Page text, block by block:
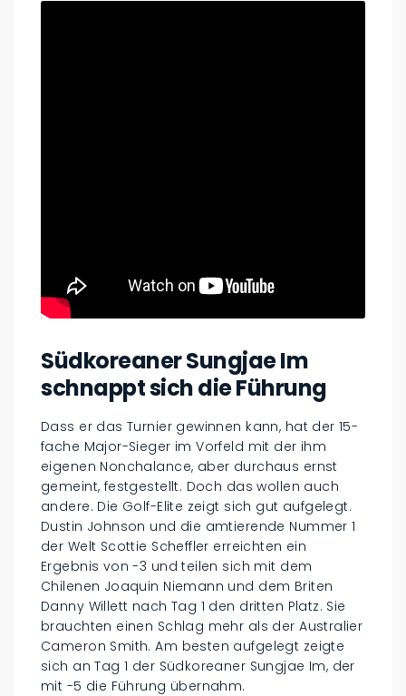
Südkoreaner Sungjae Im
schnappt sich die Führung
Dass er das Turnier gewinnen kann, hat der 15-
fache Major-Sieger im Vorfeld mit der ihm
eigenen Nonchalance, aber durchaus ernst
gemeint, festgestellt. Doch das wollen auch
andere. Die Golf-Elite zeigt sich gut aufgelegt.
Dustin Johnson und die amtierende Nummer 1
der Welt Scottie Scheffler erreichten ein
Ergebnis von -3 und teilen sich mit dem
Chilenen Joaquin Niemann und dem Briten
Danny Willett nach Tag 1 den dritten Platz. Sie
brauchten einen Schlag mehr als der Australier
Cameron Smith. Am besten aufgelegt zeigte
sich an Tag 1 der Südkoreaner Sungjae Im, der
mit -5 die Führung übernahm.